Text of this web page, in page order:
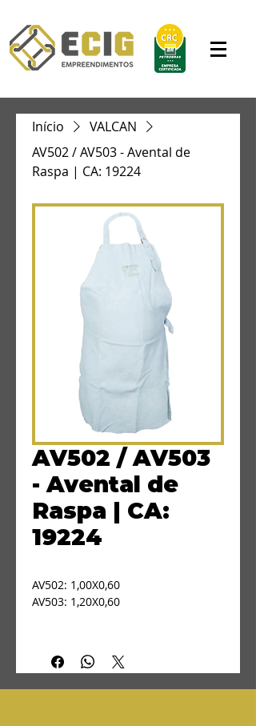
Início
VALCAN
AV502 / AV503 - Avental de
Raspa | CA: 19224
AV502 / AV503
- Avental de
Raspa | CA:
19224
AV502: 1,00X0,60
AV503: 1,20X0,60
com tiras no pescoço e laterais
para ajuste, costurado com linha
de algodão.